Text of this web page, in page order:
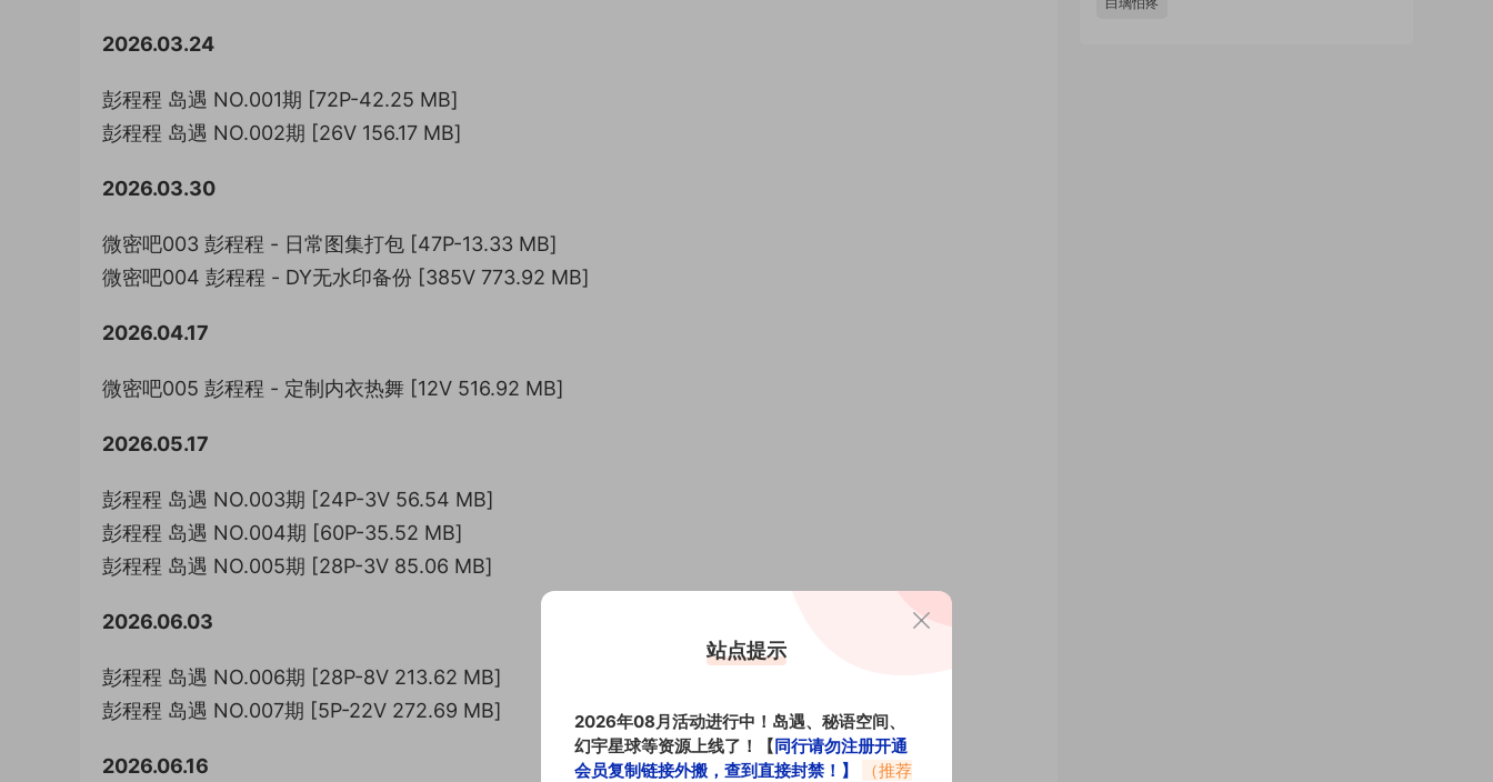
2026.03.24
彭程程 岛遇 NO.001期 [72P-42.25 MB]
彭程程 岛遇 NO.002期 [26V 156.17 MB]
2026.03.30
微密吧003 彭程程 - 日常图集打包 [47P-13.33 MB]
微密吧004 彭程程 - DY无水印备份 [385V 773.92 MB]
2026.04.17
微密吧005 彭程程 - 定制内衣热舞 [12V 516.92 MB]
2026.05.17
彭程程 岛遇 NO.003期 [24P-3V 56.54 MB]
彭程程 岛遇 NO.004期 [60P-35.52 MB]
彭程程 岛遇 NO.005期 [28P-3V 85.06 MB]
2026.06.03
彭程程 岛遇 NO.006期 [28P-8V 213.62 MB]
彭程程 岛遇 NO.007期 [5P-22V 272.69 MB]
2026.06.16
站点提示
2026年08月活动进行中！岛遇、秘语空间、
幻宇星球等资源上线了！【同行请勿注册开通
会员复制链接外搬，查到直接封禁！】
（推荐